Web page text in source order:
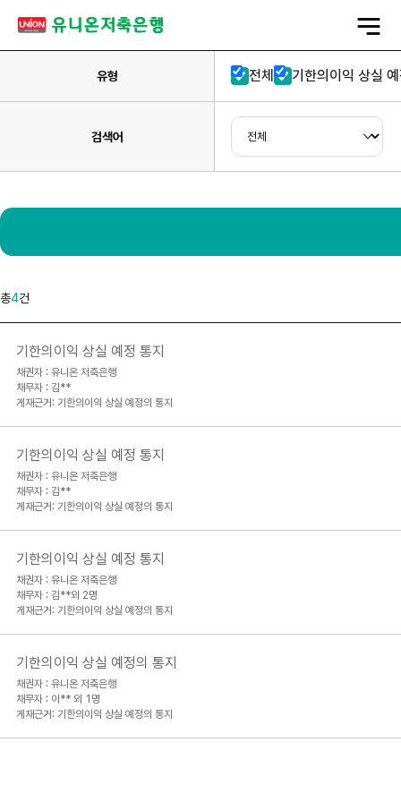
전
체
기
유형 전체 기한의이익 상실
검색어
총4건
기한의이익 상실 예정 통지
채권자 : 유니온 저축은행
채무자 : 김**
게재근거: 기한의이익 상실 예정의 통지
기한의이익 상실 예정 통지
채권자 : 유니온 저축은행
채무자 : 김**
게재근거: 기한의이익 상실 예정의 통지
기한의이익 상실 예정 통지
채권자 : 유니온 저축은행
채무자 : 김**외 2명
게재근거: 기한의이익 상실 예정의 통지
기한의이익 상실 예정의 통지
채권자 : 유니온 저축은행
채무자 : 이** 외 1명
게재근거: 기한의이익 상실 예정의 통지